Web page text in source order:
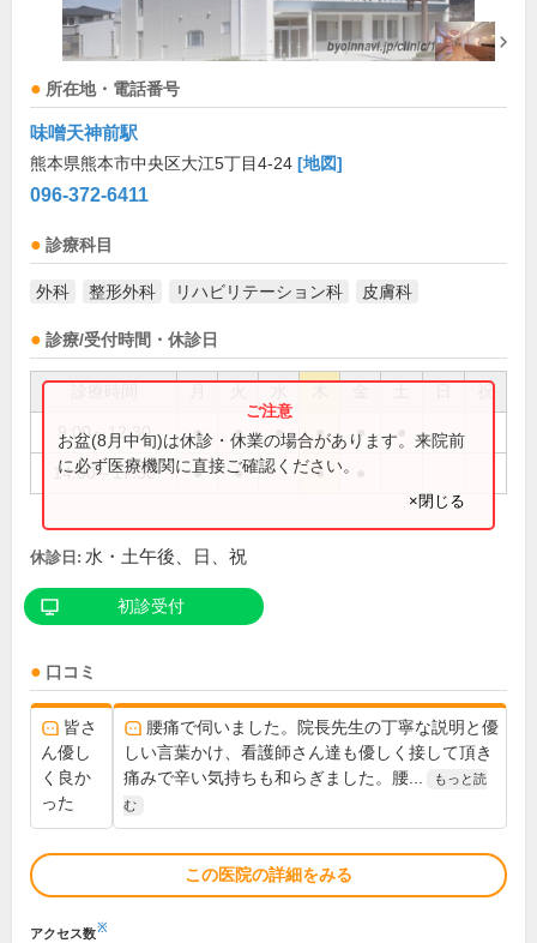
所在地・電話番号
味噌天神前駅
熊本県熊本市中央区大江5丁目4-24 [地図]
096-372-6411
診療科目
外科 整形外科 リハビリテーション科 皮膚科
診療/受付時間・休診日
祝
9:00～12:30 ● ● ● ● ●
14:00～17:30 ● ● ●
お盆(8月中旬)は休診・休業の場合があります。来院前
に必ず医療機関に直接ご確認ください。
×閉じる
休診日: 水・土午後、日、祝
初診受付
口コミ
皆さ
ん優し
く良か
った
腰痛で伺いました。院長先生の丁寧な説明と優
しい言葉かけ、看護師さん達も優しく接して頂き
痛みで辛い気持ちも和らぎました。腰...
もっと読
む
この医院の詳細をみる
アクセス数※